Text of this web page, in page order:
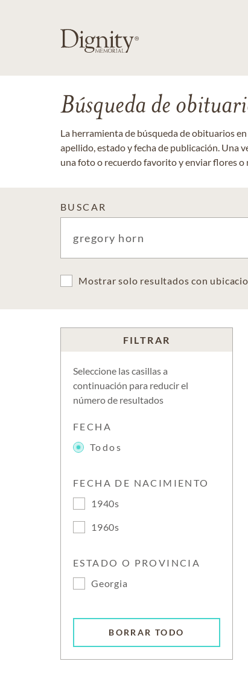
Búsqueda de
La herramienta de búsqueda de obituarios
apellido, estado y fecha de publicación. Una
una foto o recuerdo favorito y enviar flores o
BUSCAR
Mostrar solo resultados con
FILTRAR
Seleccione las casillas a
continuación para reducir el
número de resultados
FECHA
Todos
FECHA DE NACIMIENTO
1940s
1960s
ESTADO O PROVINCIA
Georgia
BORRAR TODO